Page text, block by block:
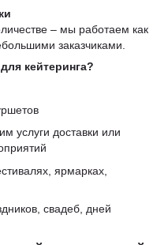
– мы работаем как
заказчиками.
кейтеринга?
услуги доставки или
ярмарках,
свадеб, дней